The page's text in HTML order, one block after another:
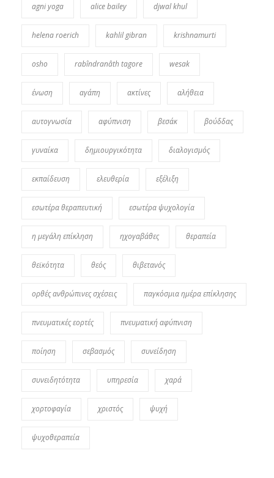
agni yoga alice bailey djwal khul
helena roerich kahlil gibran krishnamurti
osho rabîndranâth tagore wesak
ένωση αγάπη ακτίνες αλήθεια
αυτογνωσία αφύπνιση βεσάκ βούδδας
γυναίκα δημιουργικότητα διαλογισμός
εκπαίδευση ελευθερία εξέλιξη
εσωτέρα θεραπευτική εσωτέρα ψυχολογία
η μεγάλη επίκληση ηχογαβάθες θεραπεία
θεϊκότητα θεός θιβετανός
ορθές ανθρώπινες σχέσεις παγκόσμια ημέρα επίκλησης
πνευματικές εορτές πνευματική αφύπνιση
ποίηση σεβασμός συνείδηση
συνειδητότητα υπηρεσία χαρά
χορτοφαγία χριστός ψυχή
ψυχοθεραπεία